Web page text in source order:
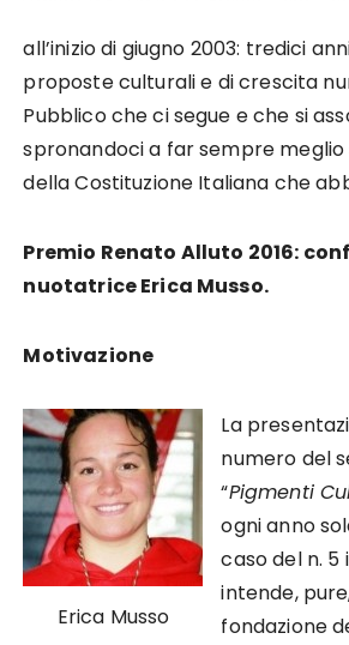
all’inizio di giugno 2003: tredici
proposte culturali e di crescita
Pubblico che ci segue e che si
spronandoci a far sempre meglio
della Costituzione Italiana che
Premio Renato Alluto 2016:
nuotatrice Erica Musso.
Motivazione
Erica Musso
La
numero del
“Pigmenti
ogni anno
caso del n. 5
intende,
fondazione